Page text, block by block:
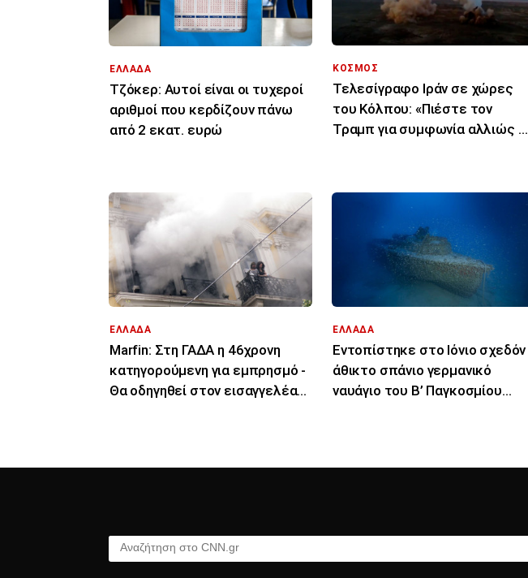
ΕΛΛΑΔΑ
Τζόκερ: Αυτοί είναι οι τυχεροί
αριθμοί που κερδίζουν πάνω
από 2 εκατ. ευρώ
ΚΟΣΜΟΣ
Τελεσίγραφο Ιράν σε χώρες
του Κόλπου: «Πιέστε τον
Τραμπ για συμφωνία αλλιώς θα
ΕΛΛΑΔΑ
Marfin: Στη ΓΑΔΑ η 46χρονη
κατηγορούμενη για εμπρησμό -
Θα οδηγηθεί στον εισαγγελέα
ΕΛΛΑΔΑ
Εντοπίστηκε στο Ιόνιο σχεδόν
άθικτο σπάνιο γερμανικό
ναυάγιο του Β’ Παγκοσμίου
Αναζήτηση στο CNN.gr